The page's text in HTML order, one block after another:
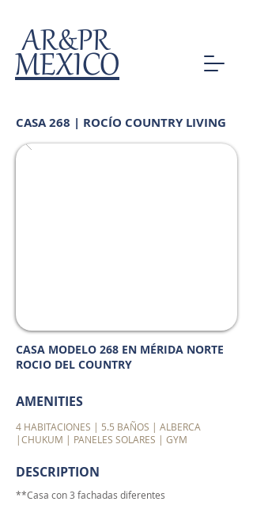
MEXICO
AR&PR
CASA 268 | ROCÍO COUNTRY LIVING
CASA MODELO 268 EN MÉRIDA NORTE
ROCIO DEL COUNTRY
AMENITIES
4 HABITACIONES | 5.5 BAÑOS | ALBERCA
|CHUKUM | PANELES SOLARES | GYM
DESCRIPTION
**Casa con 3 fachadas diferentes